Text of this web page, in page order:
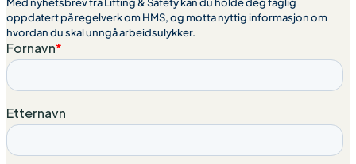
oppdatert på regelverk om HMS, og motta nyttig informasjon om
hvordan du skal unngå arbeidsulykker.